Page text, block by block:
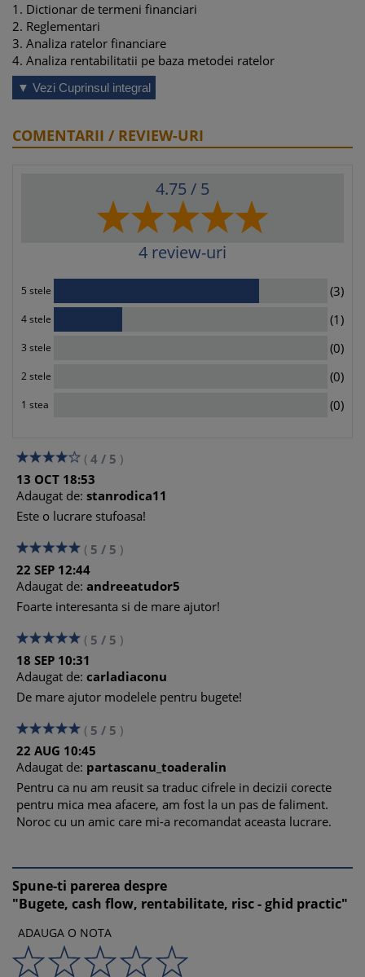
1. Dictionar de termeni financiari
2. Reglementari
3. Analiza ratelor financiare
4. Analiza rentabilitatii pe baza metodei ratelor
5. Capacitatea de autofinantare
6. Bugetele firmei
8. Creditul comercial
9. Politica de dividend
14. Decizia de investitie
15. Selectarea proiectelor de investitii
17. Managementul stocurilor
18. Modalitati moderne de finantare
19. Modalitati de plata
20. Obiectivele managementului financiar
21. Planificarea financiara
22. Pragul de rentabilitate
24. Riscul in afaceri
27. Titlurile de credit
28. Valoarea firmei
▼ Vezi Cuprinsul integral
COMENTARII / REVIEW-URI
4.75 / 5
4 review-uri
5 stele (3)
4 stele (1)
3 stele (0)
2 stele (0)
1 stea (0)
( 4 / 5 )
13 OCT 18:53
Adaugat de: stanrodica11
Este o lucrare stufoasa!
( 5 / 5 )
22 SEP 12:44
Adaugat de: andreeatudor5
Foarte interesanta si de mare ajutor!
( 5 / 5 )
18 SEP 10:31
Adaugat de: carladiaconu
De mare ajutor modelele pentru bugete!
( 5 / 5 )
22 AUG 10:45
Adaugat de: partascanu_toaderalin
Pentru ca nu am reusit sa traduc cifrele in decizii corecte
pentru mica mea afacere, am fost la un pas de faliment.
Noroc cu un amic care mi-a recomandat aceasta lucrare.
Spune-ti parerea despre
"Bugete, cash flow, rentabilitate, risc - ghid practic"
ADAUGA O NOTA